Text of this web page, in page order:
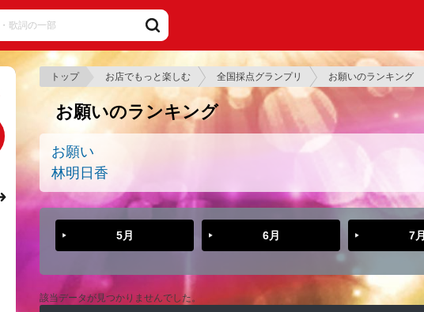
トップ お店でもっと楽しむ 全国採点グランプリ お願いのランキング
お願いのランキング
お願い
林明日香
5月 6月 7月
該当データが見つかりませんでした。